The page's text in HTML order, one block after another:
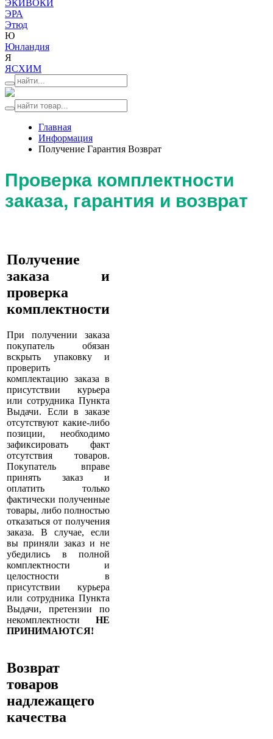
ЭКИВОКИ
ЭРА
Этюд
Ю
Юнландия
Я
ЯСХИМ
Главная
Информация
Получение Гарантия Возврат
Проверка комплектности
заказа, гарантия и возврат
Получение
заказа и
проверка
комплектности
При получении заказа
покупатель обязан
вскрыть упаковку и
проверить
комплектацию заказа в
присутствии курьера
или сотрудника Пункта
Выдачи. Если в заказе
отсутствуют какие-либо
позиции, необходимо
зафиксировать факт
отсутствия товаров.
Покупатель вправе
принять заказ и
оплатить только
фактически полученные
товары, либо полностью
отказаться от получения
заказа. В случае, если
вы приняли заказ и не
убедились в полной
комплектности и
целостности в
присутствии курьера
или сотрудника Пункта
Выдачи, претензии по
некомплектности НЕ
ПРИНИМАЮТСЯ!
Возврат
товаров
надлежащего
качества